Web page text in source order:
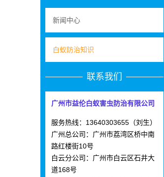
新闻中心
白蚁防治知识
联系我们
广州市益伦白蚁害虫防治有限公司
服务热线：13640303655（刘生）
广州总公司：广州市荔湾区桥中南
路红楼街10号
白云分公司：广州市白云区石井大
道168号